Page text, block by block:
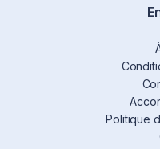
Politique